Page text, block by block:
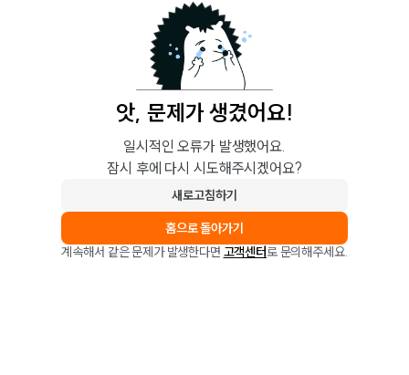
앗, 문제가 생겼어요!
일시적인 오류가 발생했어요.
잠시 후에 다시 시도해주시겠어요?
새로고침하기
홈으로 돌아가기
계속해서 같은 문제가 발생한다면 고객센터로 문의해주세요.